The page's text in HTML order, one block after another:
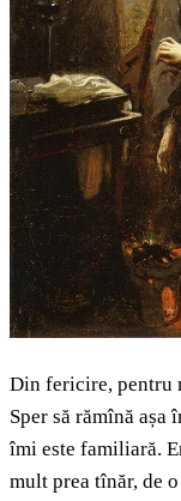
Din fericire, pentru
Sper să rămînă
îmi este familiară.
mult prea tînăr, de